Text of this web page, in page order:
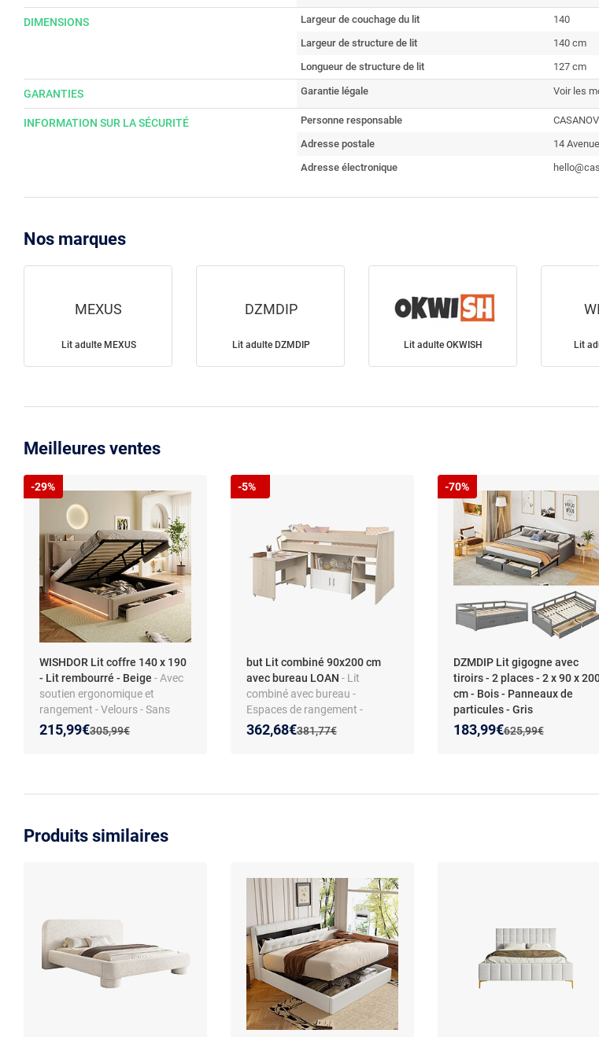
DIMENSIONS Largeur de couchage du lit
140
Largeur de structure de lit
140 cm
Longueur de structure de lit
127 cm
GARANTIES Garantie légale Voir les
INFORMATION SUR LA SÉCURITÉ Personne responsable
Adresse postale
14
Adresse électronique
Nos marques
MEXUS
Lit adulte MEXUS
DZMDIP
Lit adulte DZMDIP Lit adulte OKWISH Lit
Meilleures ventes
WISHDOR Lit coffre 140 x 190
- Lit rembourré - Beige - Avec
soutien ergonomique et
rangement - Velours - Sans
Matelas
Ancien prix :
305,99€
Nouveau prix :
215,99€
Réduction de :
-29%
but Lit combiné 90x200 cm
avec bureau LOAN - Lit
combiné avec bureau -
Espaces de rangement -
Barrière de sécurité - Imitation
chêne et blanc
Ancien prix :
381,77€
Nouveau prix :
362,68€
Réduction de :
-5%
DZMDIP Lit gigogne avec
tiroirs - 2 places - 2 x 90 x
cm - Bois - Panneaux de
particules - Gris
Ancien prix :
625,99€
Nouveau prix :
183,99€
Réduction de :
-70%
Produits similaires